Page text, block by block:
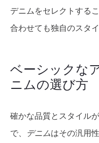
デニムをセレクトする
合わせても独自のスタ
ベーシックな
ニムの選び方
確かな品質とスタイル
で、 デニムはその汎用